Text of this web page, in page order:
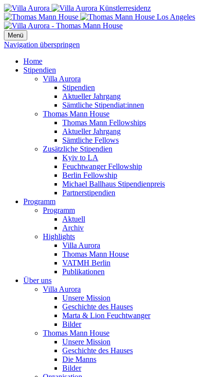
Menü
Navigation überspringen
Home
Stipendien
Villa Aurora
Stipendien
Aktueller Jahrgang
Sämtliche Stipendiat:innen
Thomas Mann House
Thomas Mann Fellowships
Aktueller Jahrgang
Sämtliche Fellows
Zusätzliche Stipendien
Kyiv to LA
Feuchtwanger Fellowship
Berlin Fellowship
Michael Ballhaus Stipendienpreis
Partnerstipendien
Programm
Programm
Aktuell
Archiv
Highlights
Villa Aurora
Thomas Mann House
VATMH Berlin
Publikationen
Über uns
Villa Aurora
Unsere Mission
Geschichte des Hauses
Marta & Lion Feuchtwanger
Bilder
Thomas Mann House
Unsere Mission
Geschichte des Hauses
Die Manns
Bilder